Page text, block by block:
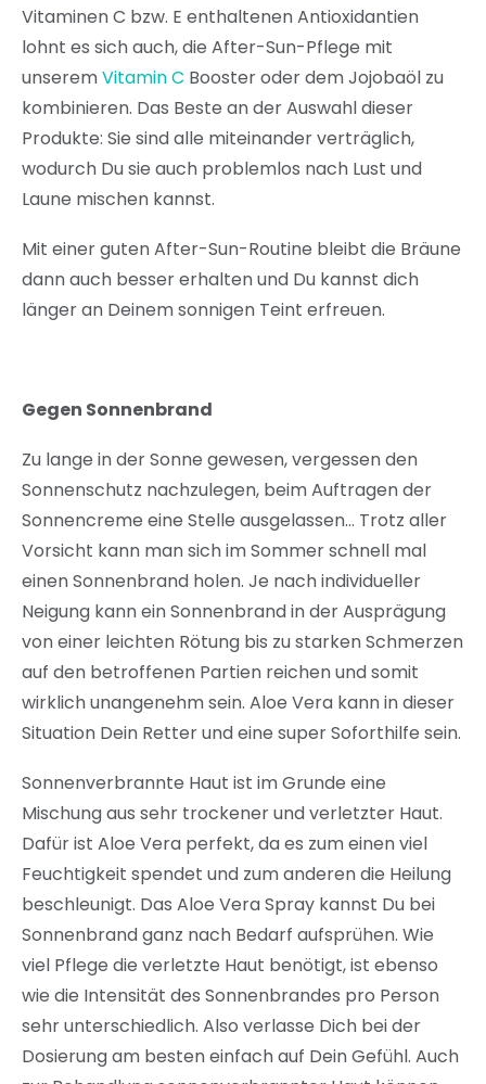
Vitaminen C bzw. E enthaltenen Antioxidantien
lohnt es sich auch, die After-Sun-Pflege mit
unseremVitamin C Booster oder dem Jojobaöl zu
kombinieren. Das Beste an der Auswahl dieser
Produkte: Sie sind alle miteinander verträglich,
wodurch Du sie auch problemlos nach Lust und
Laune mischen kannst.
Mit einer guten After-Sun-Routine bleibt die Bräune
dann auch besser erhalten und Du kannst dich
länger an Deinem sonnigen Teint erfreuen.
Gegen Sonnenbrand
Zu lange in der Sonne gewesen, vergessen den
Sonnenschutz nachzulegen, beim Auftragen der
Sonnencreme eine Stelle ausgelassen… Trotz aller
Vorsicht kann man sich im Sommer schnell mal
einen Sonnenbrand holen. Je nach individueller
Neigung kann ein Sonnenbrand in der Ausprägung
von einer leichten Rötung bis zu starken Schmerzen
auf den betroffenen Partien reichen und somit
wirklich unangenehm sein. Aloe Vera kann in dieser
Situation Dein Retter und eine super Soforthilfe sein.
Sonnenverbrannte Haut ist im Grunde eine
Mischung aus sehr trockener und verletzter Haut.
Dafür ist Aloe Vera perfekt, da es zum einen viel
Feuchtigkeit spendet und zum anderen die Heilung
beschleunigt. Das Aloe Vera Spray kannst Du bei
Sonnenbrand ganz nach Bedarf aufsprühen. Wie
viel Pflege die verletzte Haut benötigt, ist ebenso
wie die Intensität des Sonnenbrandes pro Person
sehr unterschiedlich. Also verlasse Dich bei der
Dosierung am besten einfach auf Dein Gefühl. Auch